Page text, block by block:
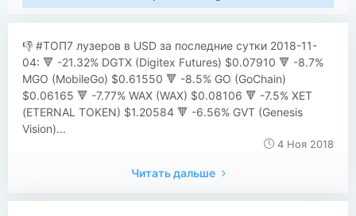
👎 #ТОП7 лузеров в USD за последние сутки 2018-11-
04: 🔻 -21.32% DGTX (Digitex Futures) $0.07910 🔻 -8.7%
MGO (MobileGo) $0.61550 🔻 -8.5% GO (GoChain)
$0.06165 🔻 -7.77% WAX (WAX) $0.08106 🔻 -7.5% XET
(ETERNAL TOKEN) $1.20584 🔻 -6.56% GVT (Genesis
Vision)...
4 Ноя 2018
Читать дальше